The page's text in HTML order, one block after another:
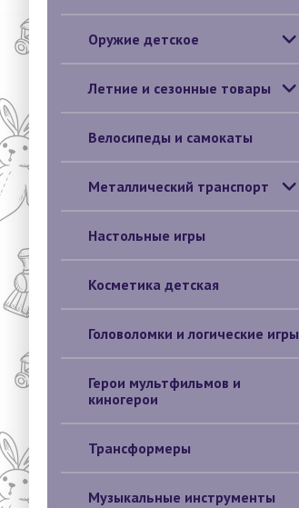
Оружие детское
Летние и сезонные товары
Велосипеды и самокаты
Металлический транспорт
Настольные игры
Косметика детская
Головоломки и логические игры
Герои мультфильмов и
киногерои
Трансформеры
Музыкальные инструменты